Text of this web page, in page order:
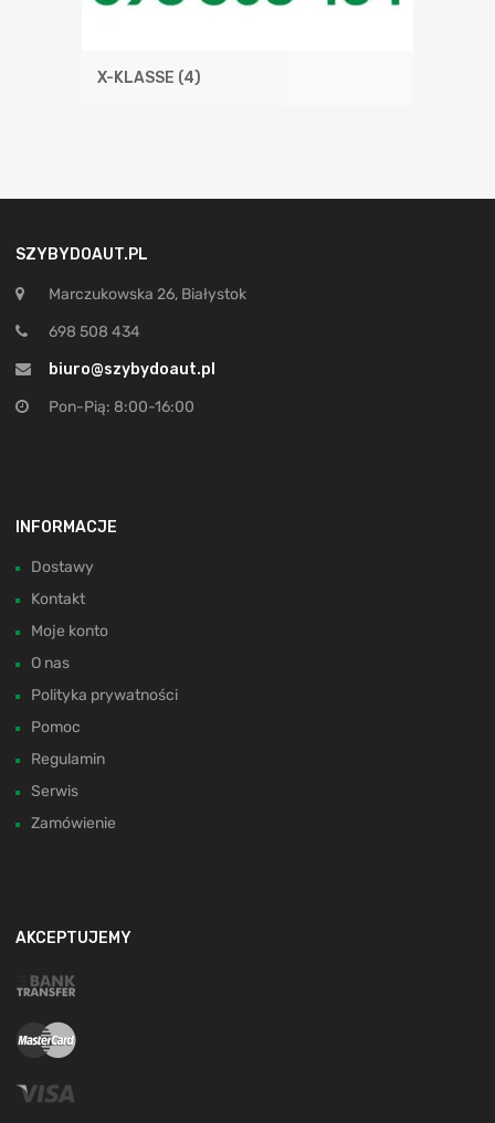
X-KLASSE (4)
SZYBYDOAUT.PL
Marczukowska 26, Białystok
698 508 434
biuro@szybydoaut.pl
Pon-Pią: 8:00-16:00
INFORMACJE
Dostawy
Kontakt
Moje konto
O nas
Polityka prywatności
Pomoc
Regulamin
Serwis
Zamówienie
AKCEPTUJEMY